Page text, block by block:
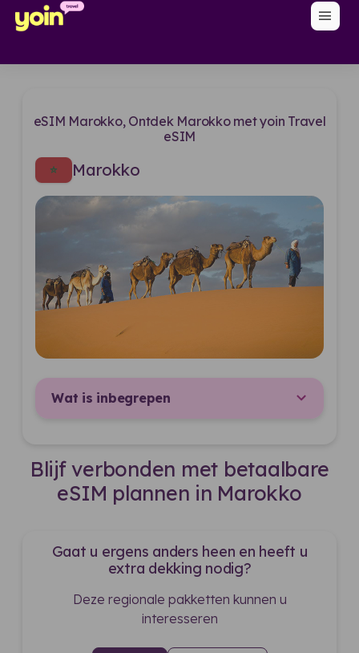
menu
eSIM Marokko, Ontdek Marokko met yoin Travel
eSIM
Marokko
Wat is inbegrepen
Blijf verbonden met betaalbare
eSIM plannen in Marokko
Gaat u ergens anders heen en heeft u
extra dekking nodig?
Deze regionale pakketten kunnen u
interesseren